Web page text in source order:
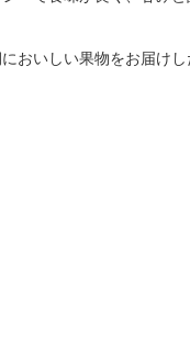
おいしい果物をお届け